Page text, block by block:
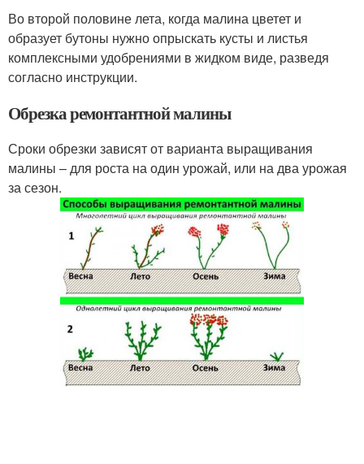
Во второй половине лета, когда малина цветет и
образует бутоны нужно опрыскать кусты и листья
комплексными удобрениями в жидком виде, разведя
согласно инструкции.
Обрезка ремонтантной малины
Сроки обрезки зависят от варианта выращивания
малины – для роста на один урожай, или на два урожая
за сезон.